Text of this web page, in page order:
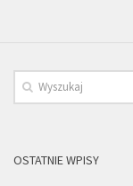
OSTATNIE WPISY